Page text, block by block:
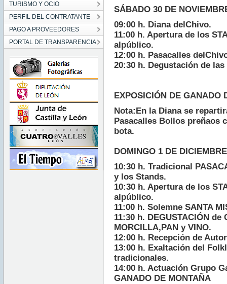
TURISMO Y OCIO
PERFIL DEL CONTRATANTE
PAGO A PROVEEDORES
PORTAL DE TRANSPARENCIA
SÁBADO 30 DE
09:00 h. Diana delChivo.
11:00 h. Apertura de los
alpúblico.
12:00 h. Pasacalles
20:30 h. Degustación de
EXPOSICIÓN DE GANADO
Nota:En la Diana se
Pasacalles Bollos preñaos
bota.
DOMINGO 1 DE DICIEMBRE
10:30 h. Tradicional
y los Stands.
10:30 h. Apertura de los
alpúblico.
11:00 h. Solemne SANTA
11:30 h. DEGUSTACIÓN de
MORCILLA,PAN y VINO.
12:00 h. Recepción de
13:00 h. Exaltación del
tradicionales.
14:00 h. Actuación Grupo
GANADO DE MONTAÑA